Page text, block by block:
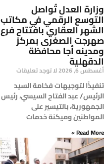
وزارة العدل تُواصل
التوسع الرقمي في مكاتب
الشهر العقاري بافتتاح فرع
صهرجت الصغرى بمركز
ومدينه أجا محافظة
الدقهلية
أغسطس 6, 2026 لا توجد تعليقات
تنفيذًا لتوجيهات فخامة السيد
الرئيس/ عبد الفتاح السيسي، رئيس
الجمهورية، بالتيسير على
المواطنين وميكنة خدمات
Read More »